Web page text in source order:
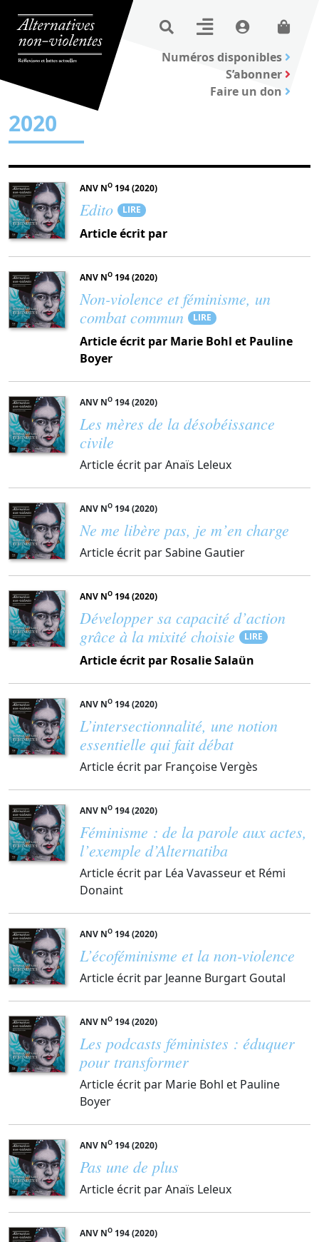
Numéros disponibles
S’abonner
Faire un don
2020
ANV NO 194 (2020)
Edito LIRE
Article écrit par
ANV NO 194 (2020)
Non-violence et féminisme, un
combat commun
LIRE
Article écrit par Marie Bohl et Pauline
Boyer
ANV NO 194 (2020)
Les mères de la désobéissance
civile
Article écrit par Anaïs Leleux
ANV NO 194 (2020)
Ne me libère pas, je m’en charge
Article écrit par Sabine Gautier
ANV NO 194 (2020)
Développer sa capacité d’action
grâce à la mixité choisie
LIRE
Article écrit par Rosalie Salaün
ANV NO 194 (2020)
L’intersectionnalité, une notion
essentielle qui fait débat
Article écrit par Françoise Vergès
ANV NO 194 (2020)
Féminisme : de la parole aux actes,
l’exemple d’Alternatiba
Article écrit par Léa Vavasseur et Rémi
Donaint
ANV NO 194 (2020)
L’écoféminisme et la non-violence
Article écrit par Jeanne Burgart Goutal
ANV NO 194 (2020)
Les podcasts féministes : éduquer
pour transformer
Article écrit par Marie Bohl et Pauline
Boyer
ANV NO 194 (2020)
Pas une de plus
Article écrit par Anaïs Leleux
ANV NO 194 (2020)